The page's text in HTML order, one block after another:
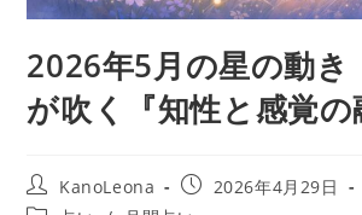
2026年5月の星の動き
が吹く『知性と感覚の
投
稿
KanoLeona
投
2026年4月29日